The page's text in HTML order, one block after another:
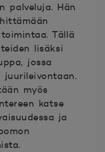
palveluja. Hän
Tällä
lisäksi
jossa
myös
katse
ja